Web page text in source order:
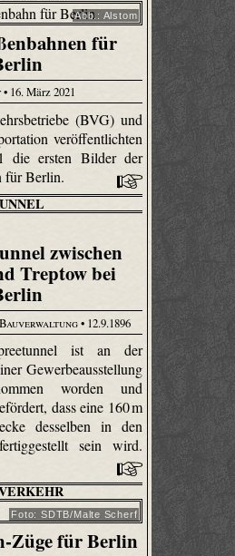
Abb.: Alstom
für
16. März 2021
(BVG) und
veröffentlichten
die ersten Bilder der
für Berlin.
zwischen
Treptow bei
• 12.9.1896
ist an der
Gewerbeausstellung
worden und
dass eine 160 m
desselben in den
sein wird.
Foto: SDTB/Malte Scherf
Züge für Berlin